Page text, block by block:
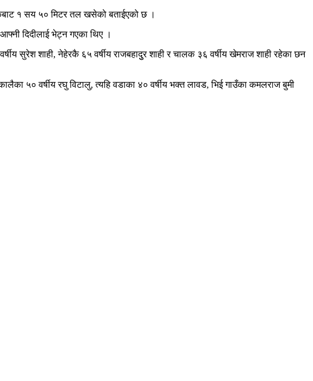
१ सय ५० मिटर तल खसेको बताईएको छ ।
दिदीलाई भेट्न गएका थिए ।
सुरेश शाही, नेहेरकै ६५ वर्षीय राजबहादुुर शाही र चालक ३६ वर्षीय खेमराज शाही रहेका छन
५० वर्षीय रघु विटालु, त्यहि वडाका ४० वर्षीय भक्त लावड, भिई गाउँका कमलराज बुमी